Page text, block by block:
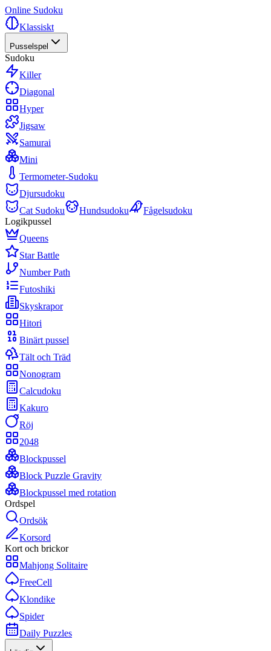
Online Sudoku
Klassiskt
Pusselspel
Sudoku
Killer
Diagonal
Hyper
Jigsaw
Samurai
Mini
Termometer-Sudoku
Djursudoku
Cat Sudoku
Hundsudoku
Fågelsudoku
Logikpussel
Queens
Star Battle
Number Path
Futoshiki
Skyskrapor
Hitori
Binärt pussel
Tält och Träd
Nonogram
Calcudoku
Kakuro
Röj
2048
Blockpussel
Block Puzzle Gravity
Blockpussel med rotation
Ordspel
Ordsök
Korsord
Kort och brickor
Mahjong Solitaire
FreeCell
Klondike
Spider
Daily Puzzles